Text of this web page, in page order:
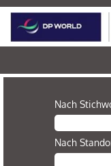
Nach
Nach